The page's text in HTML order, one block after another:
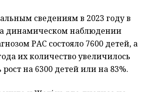
сведениям в 2023 году в
динамическом наблюдении
РАС состояло 7600 детей, а
их количество увеличилось
рост на 6300 детей или на 83%.